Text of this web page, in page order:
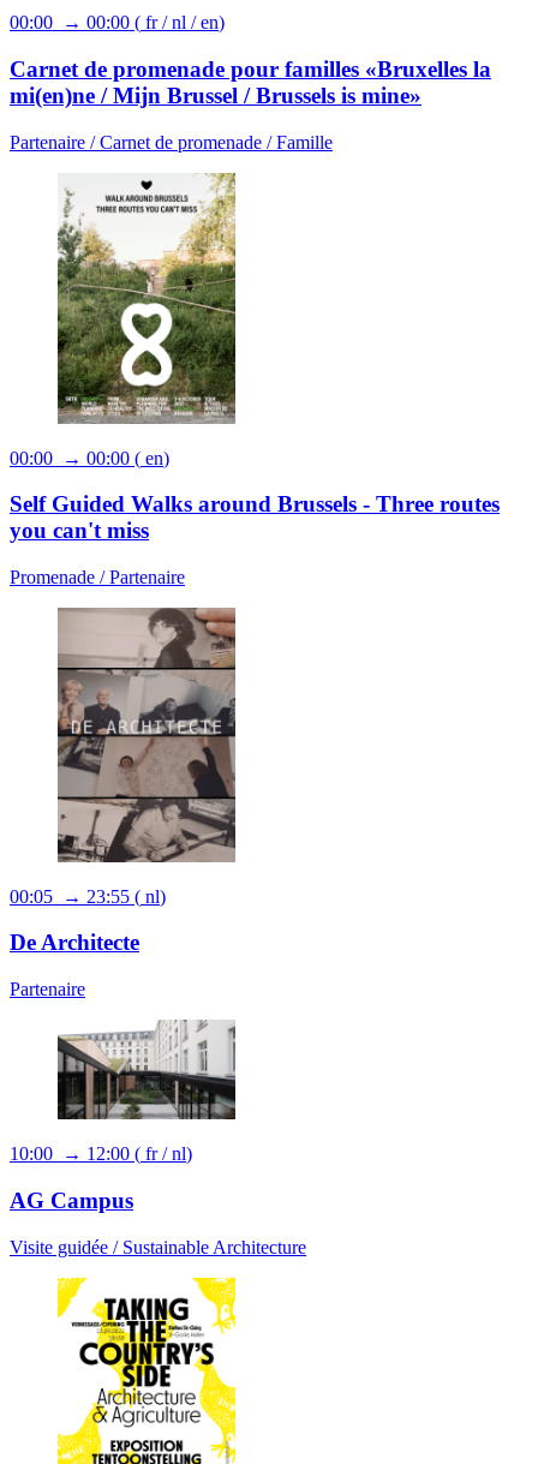
00:00 → 00:00 ( fr/nl /en)
Carnet de promenade pour familles «Bruxelles la
mi(en)ne / Mijn Brussel / Brussels is mine»
Partenaire /Carnet de promenade /Famille
00:00 → 00:00 ( en)
Self Guided Walks around Brussels - Three routes
you can't miss
Promenade /Partenaire
00:05 → 23:55 ( nl)
De Architecte
Partenaire
10:00 → 12:00 ( fr/nl)
AG Campus
Visite guidée / Sustainable Architecture